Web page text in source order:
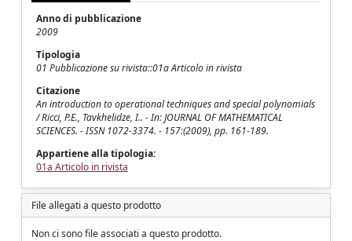
Anno di pubblicazione
2009
Tipologia
01 Pubblicazione su rivista::01a Articolo in rivista
Citazione
An introduction to operational techniques and special polynomials
/ Ricci, P.E., Tavkhelidze, I.. - In: JOURNAL OF MATHEMATICAL
SCIENCES. - ISSN 1072-3374. - 157:(2009), pp. 161-189.
Appartiene alla tipologia:
01a Articolo in rivista
File allegati a questo prodotto
Non ci sono file associati a questo prodotto.